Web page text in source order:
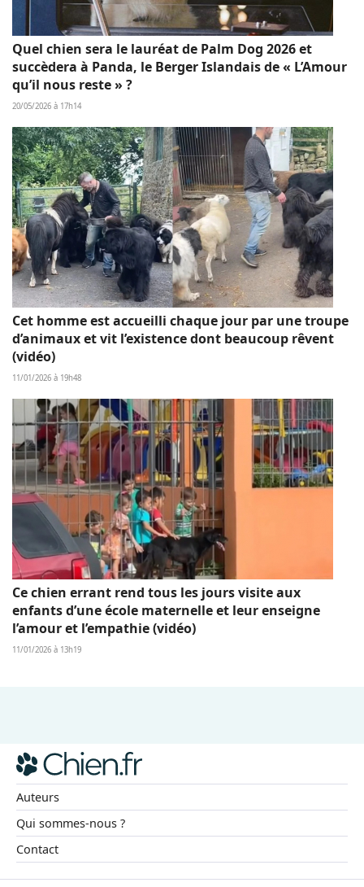
Quel chien sera le lauréat de Palm Dog 2026 et
succèdera à Panda, le Berger Islandais de « L’Amour
qu’il nous reste » ?
20/05/2026 à 17h14
Cet homme est accueilli chaque jour par une troupe
d’animaux et vit l’existence dont beaucoup rêvent
(vidéo)
11/01/2026 à 19h48
Ce chien errant rend tous les jours visite aux
enfants d’une école maternelle et leur enseigne
l’amour et l’empathie (vidéo)
11/01/2026 à 13h19
Auteurs
Qui sommes-nous ?
Contact